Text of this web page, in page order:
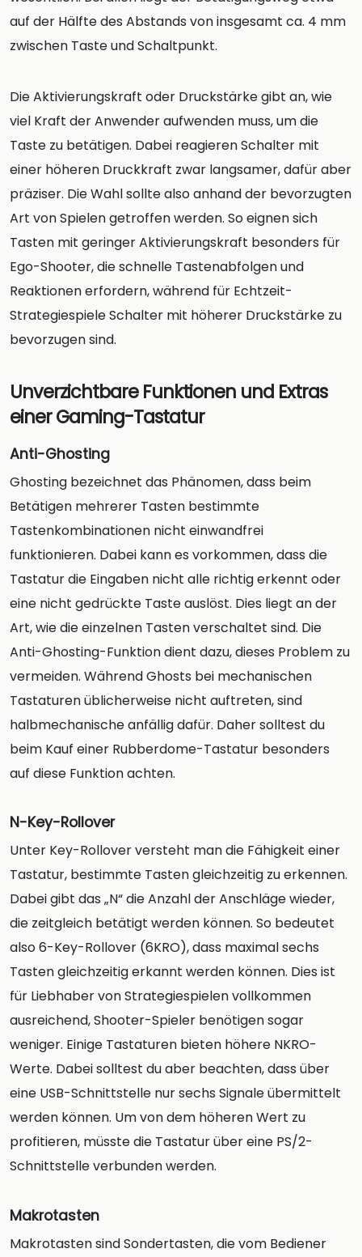
auf der Hälfte des Abstands von insgesamt ca. 4 mm
zwischen Taste und Schaltpunkt.
Die Aktivierungskraft oder Druckstärke gibt an, wie
viel Kraft der Anwender aufwenden muss, um die
Taste zu betätigen. Dabei reagieren Schalter mit
einer höheren Druckkraft zwar langsamer, dafür aber
präziser. Die Wahl sollte also anhand der bevorzugten
Art von Spielen getroffen werden. So eignen sich
Tasten mit geringer Aktivierungskraft besonders für
Ego-Shooter, die schnelle Tastenabfolgen und
Reaktionen erfordern, während für Echtzeit-
Strategiespiele Schalter mit höherer Druckstärke zu
bevorzugen sind.
Unverzichtbare Funktionen und Extras
einer Gaming-Tastatur
Anti-Ghosting
Ghosting bezeichnet das Phänomen, dass beim
Betätigen mehrerer Tasten bestimmte
Tastenkombinationen nicht einwandfrei
funktionieren. Dabei kann es vorkommen, dass die
Tastatur die Eingaben nicht alle richtig erkennt oder
eine nicht gedrückte Taste auslöst. Dies liegt an der
Art, wie die einzelnen Tasten verschaltet sind. Die
Anti-Ghosting-Funktion dient dazu, dieses Problem zu
vermeiden. Während Ghosts bei mechanischen
Tastaturen üblicherweise nicht auftreten, sind
halbmechanische anfällig dafür. Daher solltest du
beim Kauf einer Rubberdome-Tastatur besonders
auf diese Funktion achten.
N-Key-Rollover
Unter Key-Rollover versteht man die Fähigkeit einer
Tastatur, bestimmte Tasten gleichzeitig zu erkennen.
Dabei gibt das „N“ die Anzahl der Anschläge wieder,
die zeitgleich betätigt werden können. So bedeutet
also 6-Key-Rollover (6KRO), dass maximal sechs
Tasten gleichzeitig erkannt werden können. Dies ist
für Liebhaber von Strategiespielen vollkommen
ausreichend, Shooter-Spieler benötigen sogar
weniger. Einige Tastaturen bieten höhere NKRO-
Werte. Dabei solltest du aber beachten, dass über
eine USB-Schnittstelle nur sechs Signale übermittelt
werden können. Um von dem höheren Wert zu
profitieren, müsste die Tastatur über eine PS/2-
Schnittstelle verbunden werden.
Makrotasten
Makrotasten sind Sondertasten, die vom Bediener